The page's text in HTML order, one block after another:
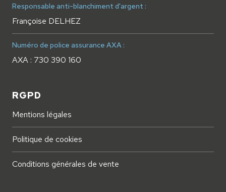
Responsable anti-blanchiment d'argent :
Françoise DELHEZ
Numéro de police assurance AXA :
AXA : 730 390 160
RGPD
Mentions légales
Politique de cookies
Conditions générales de vente